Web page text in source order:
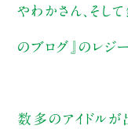
やわかさん、そし
のブログ』のレジー
数多のアイドル